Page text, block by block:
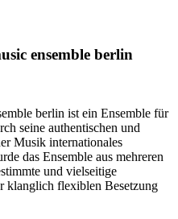
ensemble berlin
berlin ist ein Ensemble für
seine authentischen und
Musik internationales
das Ensemble aus mehreren
und vielseitige
klanglich flexiblen Besetzung